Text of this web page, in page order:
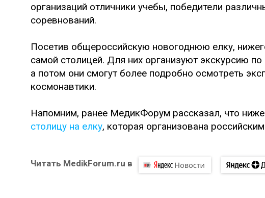
организаций отличники учебы, победители
соревнований.
Посетив общероссийскую новогоднюю елку,
самой столицей. Для них организуют экскурсию
а потом они смогут более подробно осмотреть
космонавтики.
Напомним, ранее МедикФорум рассказал, что
столицу на елку, которая организована
Читать MedikForum.ru в